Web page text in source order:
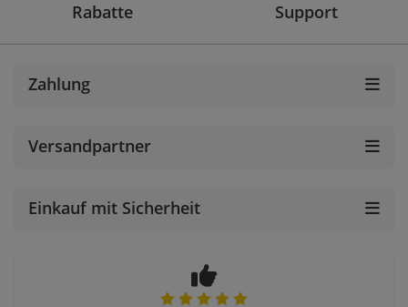
Rabatte Support
Zahlung
Versandpartner
Einkauf mit Sicherheit